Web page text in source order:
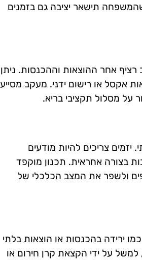
שהמשפחה תישאר יציבה גם בזמנים
אחר ההוצאות וההכנסות. ניתן
אקסל או רישום ידני. מעקב מסייע
על מסלול תקציבי בריא.
צריכים להיות מודעים
בצורה אחראית. תכנון מוקפד
ולשפר את המצב הכלכלי של
ירידה בהכנסות או הוצאות בלתי
למשל על ידי הקצאת קרן חירום או